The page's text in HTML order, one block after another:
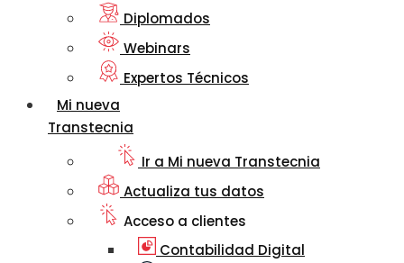
Diplomados
Webinars
Expertos Técnicos
Mi nueva
Transtecnia
Ir a Mi nueva Transtecnia
Actualiza tus datos
Acceso a clientes
Contabilidad Digital